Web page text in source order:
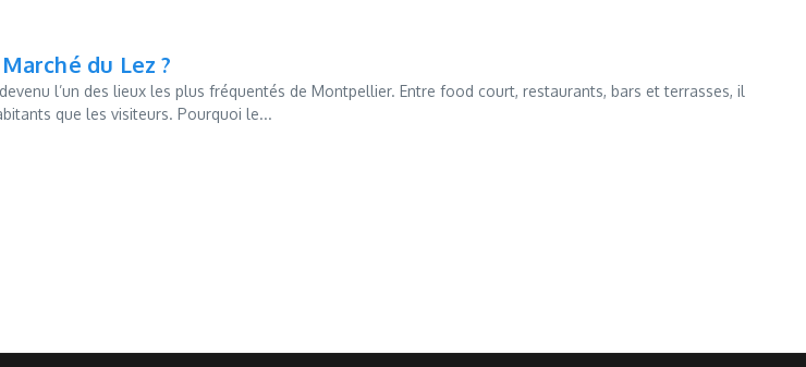
du Lez ?
l’un des lieux les plus fréquentés de Montpellier. Entre food court, restaurants, bars et terrasses, il
que les visiteurs. Pourquoi le...